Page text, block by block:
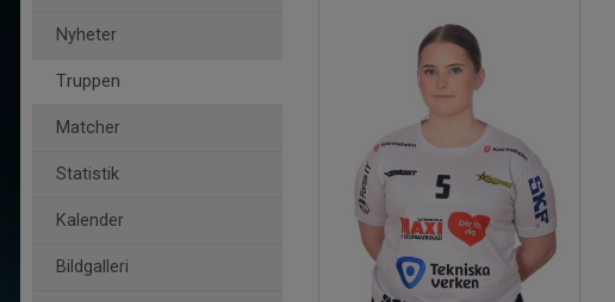
Nyheter
Truppen
Matcher
Statistik
Kalender
Bildgalleri